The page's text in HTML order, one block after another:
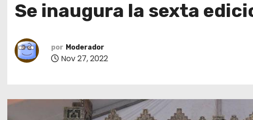
Se inaugura la sexta
por Moderador
Nov 27, 2022